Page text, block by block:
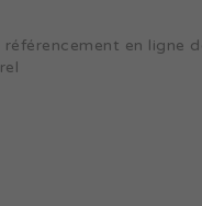
en ligne